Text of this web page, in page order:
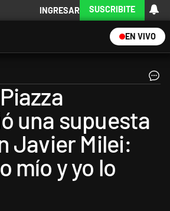
INGRESAR SUSCRIBITE
EN VIVO
una supuesta
Javier Milei:
mío y yo lo